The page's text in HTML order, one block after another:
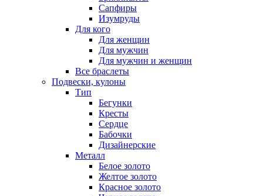
Сапфиры
Изумруды
Для кого
Для женщин
Для мужчин
Для мужчин и женщин
Все браслеты
Подвески, кулоны
Тип
Бегунки
Кресты
Сердце
Бабочки
Дизайнерские
Металл
Белое золото
Желтое золото
Красное золото